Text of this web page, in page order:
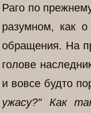
Раго по
разумном, как о
обращения. На
голове
и вовсе будто
ужасу?" Как